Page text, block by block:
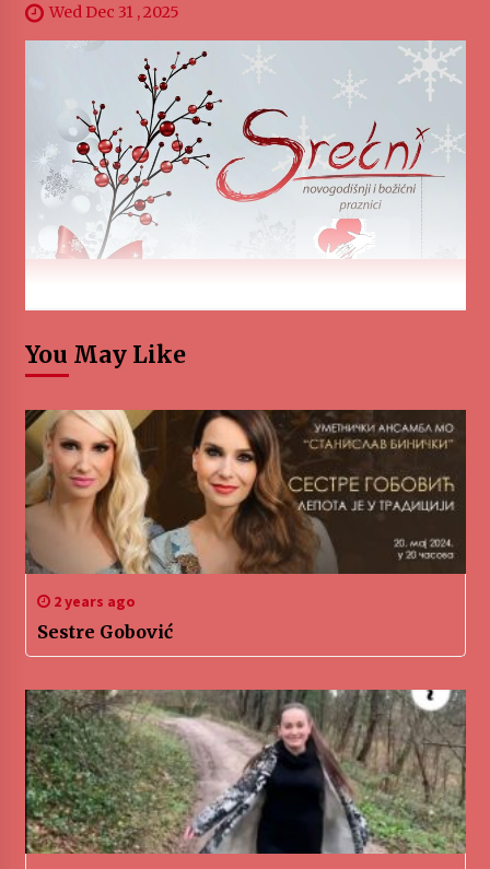
Wed Dec 31 , 2025
You May Like
2 years ago
Sestre Gobović